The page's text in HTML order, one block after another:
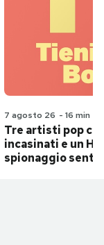
7 agosto 26 - 16 min
Tre artisti pop
incasinati e un
spionaggio